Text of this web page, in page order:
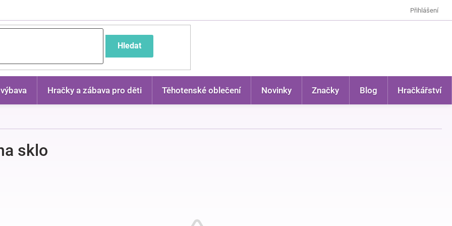
Přihlášení
Hledat
Hračky a zábava pro děti Těhotenské oblečení Novinky Značky Blog Hračkářství
sklo